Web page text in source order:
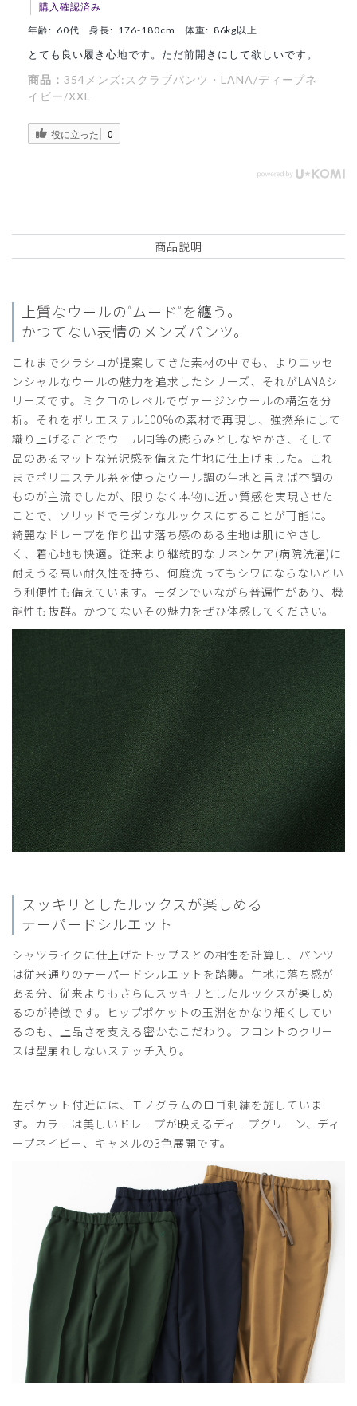
購入確認済み
年齢: 60代 身長: 176-180cm 体重: 86kg以上
とても良い履き心地です。ただ前開きにして欲しいです。
商品： 354メンズ:スクラブパンツ・LANA/ディープネ
イビー/XXL
役に立った 0
商品説明
上質なウールの“ムード”を纏う。
かつてない表情のメンズパンツ。
これまでクラシコが提案してきた素材の中でも、よりエッセ
ンシャルなウールの魅力を追求したシリーズ、それがLANAシ
リーズです。ミクロのレベルでヴァージンウールの構造を分
析。それをポリエステル100%の素材で再現し、強撚糸にして
織り上げることでウール同等の膨らみとしなやかさ、そして
品のあるマットな光沢感を備えた生地に仕上げました。これ
までポリエステル糸を使ったウール調の生地と言えば杢調の
ものが主流でしたが、限りなく本物に近い質感を実現させた
ことで、ソリッドでモダンなルックスにすることが可能に。
綺麗なドレープを作り出す落ち感のある生地は肌にやさし
く、着心地も快適。従来より継続的なリネンケア(病院洗濯)に
耐えうる高い耐久性を持ち、何度洗ってもシワにならないとい
う利便性も備えています。モダンでいながら普遍性があり、機
能性も抜群。かつてないその魅力をぜひ体感してください。
スッキリとしたルックスが楽しめる
テーパードシルエット
シャツライクに仕上げたトップスとの相性を計算し、パンツ
は従来通りのテーパードシルエットを踏襲。生地に落ち感が
ある分、従来よりもさらにスッキリとしたルックスが楽しめ
るのが特徴です。ヒップポケットの玉淵をかなり細くしてい
るのも、上品さを支える密かなこだわり。フロントのクリー
スは型崩れしないステッチ入り。
左ポケット付近には、モノグラムのロゴ刺繍を施していま
す。カラーは美しいドレープが映えるディープグリーン、ディ
ープネイビー、キャメルの3色展開です。